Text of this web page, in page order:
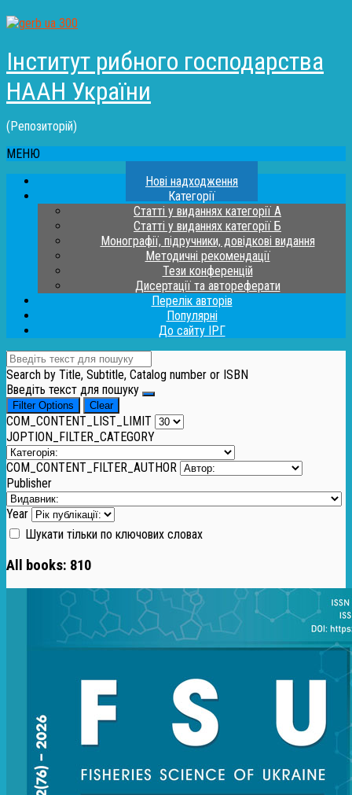
Інститут рибного господарства
НААН України
(Репозиторій)
МЕНЮ
Нові надходження
Категорії
Статті у виданнях категорії А
Статті у виданнях категорії Б
Монографії, підручники, довідкові видання
Методичні рекомендації
Тези конференцій
Дисертації та автореферати
Перелік авторів
Популярні
До сайту ІРГ
Search by Title, Subtitle, Catalog number or ISBN
Введіть текст для пошуку
Filter Options Clear
COM_CONTENT_LIST_LIMIT
JOPTION_FILTER_CATEGORY
COM_CONTENT_FILTER_AUTHOR
Publisher
Year
Шукати тільки по ключових словах
All books: 810